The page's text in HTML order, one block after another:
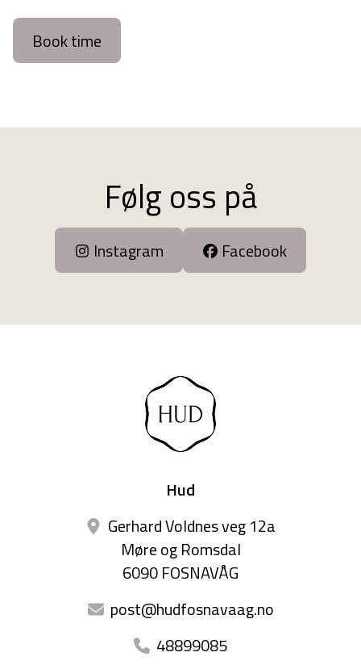
Book time
Følg oss på
Instagram Facebook
Hud
Gerhard Voldnes veg 12a
Møre og Romsdal
6090 FOSNAVÅG
post@hudfosnavaag.no
48899085